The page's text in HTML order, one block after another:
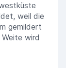
weil die
gemildert
wird